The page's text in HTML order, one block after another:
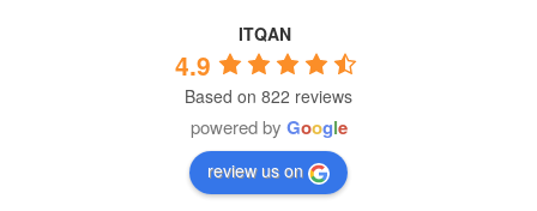
ITQAN
4.9
Based on 822 reviews
powered by Google
review us on